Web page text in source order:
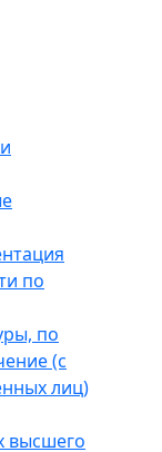
по
по
(с
лиц)
высшего